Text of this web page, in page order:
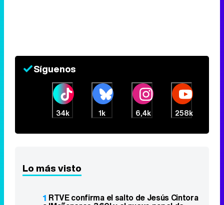
Síguenos
34k 1k 6,4k 258k
Lo más visto
1 RTVE confirma el salto de Jesús Cintora